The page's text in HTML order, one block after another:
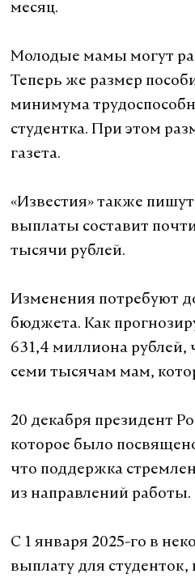
месяц.
Молодые мамы могут
Теперь же размер
минимума
студентка. При этом
газета.
«Известия» также
выплаты составит
тысячи рублей.
Изменения потребуют
бюджета. Как
631,4 миллиона
семи тысячам мам,
20 декабря президент
которое было
что поддержка
из направлений работы.
С 1 января 2025-го в
выплату для